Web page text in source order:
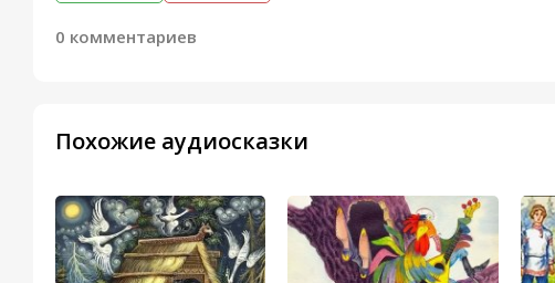
0 комментариев
Похожие аудиосказки